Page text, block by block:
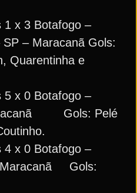
1 x 3 Botafogo –
– Maracanã Gols:
Quarentinha e
5 x 0 Botafogo –
Gols: Pelé
4 x 0 Botafogo –
Maracanã Gols: